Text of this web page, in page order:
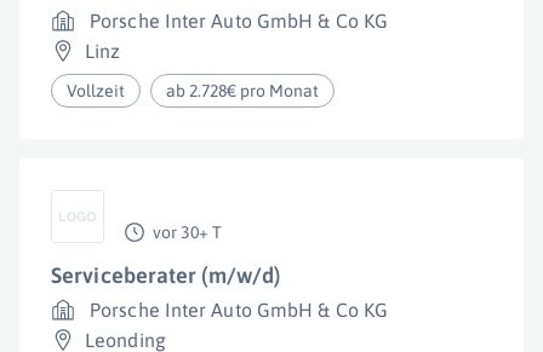
Porsche Inter Auto GmbH & Co KG
Linz
Vollzeit ab 2.728€ pro Monat
vor 30+ T
Serviceberater (m/w/d)
Porsche Inter Auto GmbH & Co KG
Leonding